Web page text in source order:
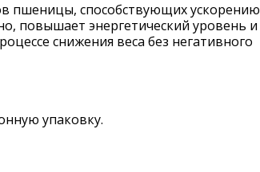
пшеницы, способствующих ускорению
повышает энергетический уровень и
снижения веса без негативного
упаковку.